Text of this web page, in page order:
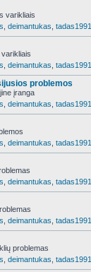
varikliais
deimantukas tadas1991
deimantukas tadas1991
problemos
įranga
deimantukas tadas1991
deimantukas tadas1991
deimantukas tadas1991
deimantukas tadas1991
problemas
deimantukas tadas1991